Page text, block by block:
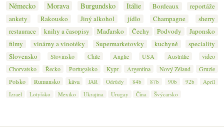
Německo
Morava Burgundsko Itálie Bordeaux
reportáže
ankety
Rakousko Jiný alkohol jídlo Champagne
sherry
restaurace
knihy a časopisy Maďarsko Čechy Podvody
Japonsko
filmy
vinárny a vinotéky Supermarketovky kuchyně
speciality
Slovensko
Slovinsko Chile Anglie USA Austrálie
video
Chorvatsko
Řecko Portugalsko Kypr Argentina Nový Zéland
Gruzie
Polsko
Rumunsko káva JAR Odrůdy 84b 87b 90b 92b
Apríl
Izrael
Lotyšsko Mexiko Ukrajina Urugay Čína Švýcarsko